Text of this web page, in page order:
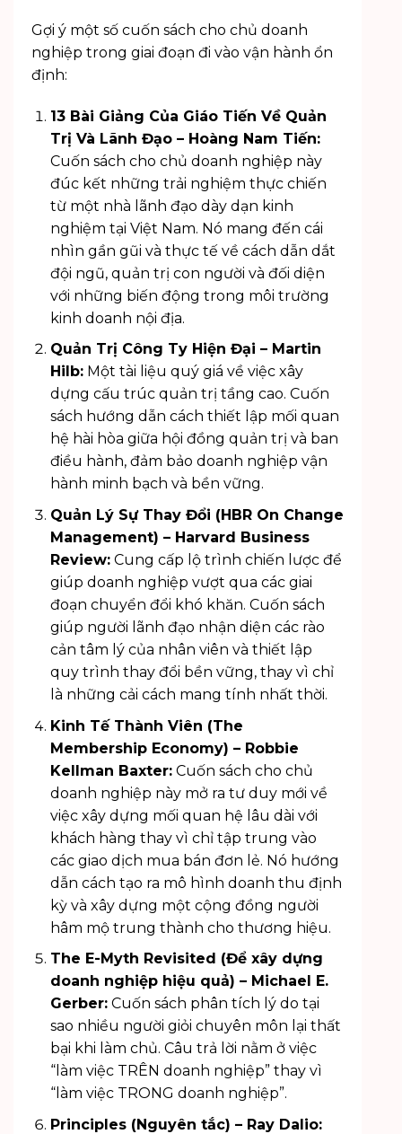
Gợi ý một số cuốn sách cho chủ doanh
nghiệp trong giai đoạn đi vào vận hành ổn
định:
13 Bài Giảng Của Giáo Tiến Về Quản
Trị Và Lãnh Đạo – Hoàng Nam Tiến:
Cuốn sách cho chủ doanh nghiệp này
đúc kết những trải nghiệm thực chiến
từ một nhà lãnh đạo dày dạn kinh
nghiệm tại Việt Nam. Nó mang đến cái
nhìn gần gũi và thực tế về cách dẫn dắt
đội ngũ, quản trị con người và đối diện
với những biến động trong môi trường
kinh doanh nội địa.
Quản Trị Công Ty Hiện Đại – Martin
Hilb:Một tài liệu quý giá về việc xây
dựng cấu trúc quản trị tầng cao. Cuốn
sách hướng dẫn cách thiết lập mối quan
hệ hài hòa giữa hội đồng quản trị và ban
điều hành, đảm bảo doanh nghiệp vận
hành minh bạch và bền vững.
Quản Lý Sự Thay Đổi (HBR On Change
Management) – Harvard Business
Review:Cung cấp lộ trình chiến lược để
giúp doanh nghiệp vượt qua các giai
đoạn chuyển đổi khó khăn. Cuốn sách
giúp người lãnh đạo nhận diện các rào
cản tâm lý của nhân viên và thiết lập
quy trình thay đổi bền vững, thay vì chỉ
là những cải cách mang tính nhất thời.
Kinh Tế Thành Viên (The
Membership Economy) – Robbie
Kellman Baxter:Cuốn sách cho chủ
doanh nghiệp này mở ra tư duy mới về
việc xây dựng mối quan hệ lâu dài với
khách hàng thay vì chỉ tập trung vào
các giao dịch mua bán đơn lẻ. Nó hướng
dẫn cách tạo ra mô hình doanh thu định
kỳ và xây dựng một cộng đồng người
hâm mộ trung thành cho thương hiệu.
The E-Myth Revisited (Để xây dựng
doanh nghiệp hiệu quả) – Michael E.
Gerber:Cuốn sách phân tích lý do tại
sao nhiều người giỏi chuyên môn lại thất
bại khi làm chủ. Câu trả lời nằm ở việc
“làm việc TRÊN doanh nghiệp” thay vì
“làm việc TRONG doanh nghiệp”.
Principles (Nguyên tắc) – Ray Dalio: